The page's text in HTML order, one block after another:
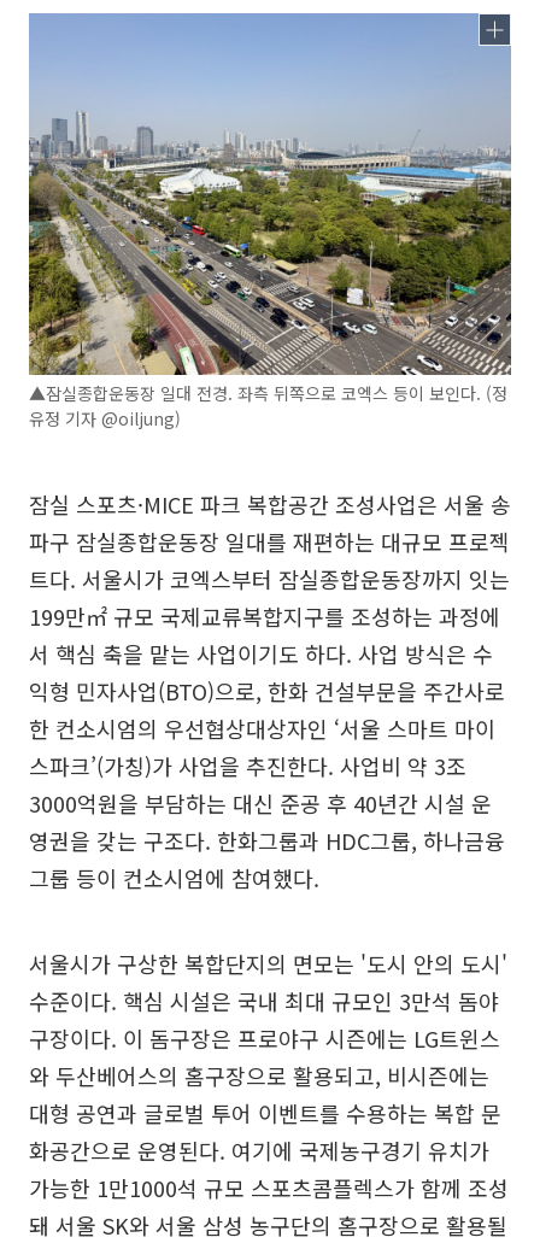
▲잠실종합운동장 일대 전경. 좌측 뒤쪽으로 코엑스 등이 보인다. (정
유정 기자 @oiljung)
잠실 스포츠·MICE 파크 복합공간 조성사업은 서울 송
파구 잠실종합운동장 일대를 재편하는 대규모 프로젝
트다. 서울시가 코엑스부터 잠실종합운동장까지 잇는
199만㎡ 규모 국제교류복합지구를 조성하는 과정에
서 핵심 축을 맡는 사업이기도 하다. 사업 방식은 수
익형 민자사업(BTO)으로, 한화 건설부문을 주간사로
한 컨소시엄의 우선협상대상자인 ‘서울 스마트 마이
스파크’(가칭)가 사업을 추진한다. 사업비 약 3조
3000억원을 부담하는 대신 준공 후 40년간 시설 운
영권을 갖는 구조다. 한화그룹과 HDC그룹, 하나금융
그룹 등이 컨소시엄에 참여했다.
서울시가 구상한 복합단지의 면모는 '도시 안의 도시'
수준이다. 핵심 시설은 국내 최대 규모인 3만석 돔야
구장이다. 이 돔구장은 프로야구 시즌에는 LG트윈스
와 두산베어스의 홈구장으로 활용되고, 비시즌에는
대형 공연과 글로벌 투어 이벤트를 수용하는 복합 문
화공간으로 운영된다. 여기에 국제농구경기 유치가
가능한 1만1000석 규모 스포츠콤플렉스가 함께 조성
돼 서울 SK와 서울 삼성 농구단의 홈구장으로 활용될